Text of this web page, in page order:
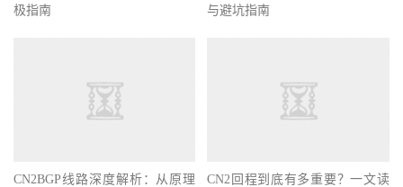
极指南
与避坑指南
CN2BGP线路深度解析：从原理
CN2回程到底有多重要？一文读